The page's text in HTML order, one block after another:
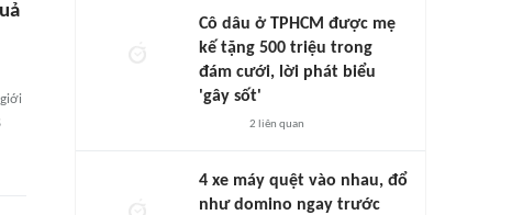
Cô dâu ở TPHCM được mẹ
kế tặng 500 triệu trong
đám cưới, lời phát biểu
'gây sốt'
2 liên quan
4 xe máy quệt vào nhau, đổ
như domino ngay trước